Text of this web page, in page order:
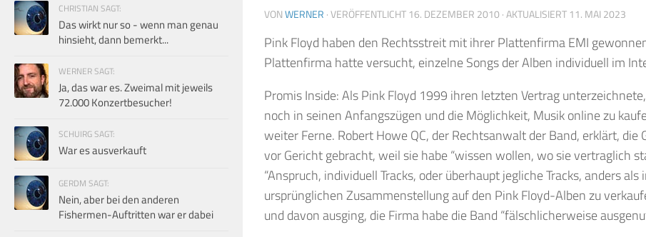
VONWERNER · VERÖFFENTLICHT 16. DEZEMBER 2010 · AKTUALISIERT 11. MAI 2023
Pink Floyd haben den Rechtsstreit mit ihrer Plattenfirma EMI
Plattenfirma hatte versucht, einzelne Songs der Alben individuell im
Promis Inside: Als Pink Floyd 1999 ihren letzten Vertrag
noch in seinen Anfangszügen und die Möglichkeit, Musik online zu
weiter Ferne. Robert Howe QC, der Rechtsanwalt der Band, erklärt, die
vor Gericht gebracht, weil sie habe “wissen wollen, wo sie vertraglich
“Anspruch, individuell Tracks, oder überhaupt jegliche Tracks, anders als
ursprünglichen Zusammenstellung auf den Pink Floyd-Alben zu
und davon ausging, die Firma habe die Band “fälschlicherweise
CHRISTIAN SAGT:
Das wirkt nur so - wenn man genau
hinsieht, dann bemerkt...
WERNER SAGT:
Ja, das war es. Zweimal mit jeweils
72.000 Konzertbesucher!
SCHUIRG SAGT:
War es ausverkauft
GERDM SAGT:
Nein, aber bei den anderen
Fishermen-Auftritten war er dabei